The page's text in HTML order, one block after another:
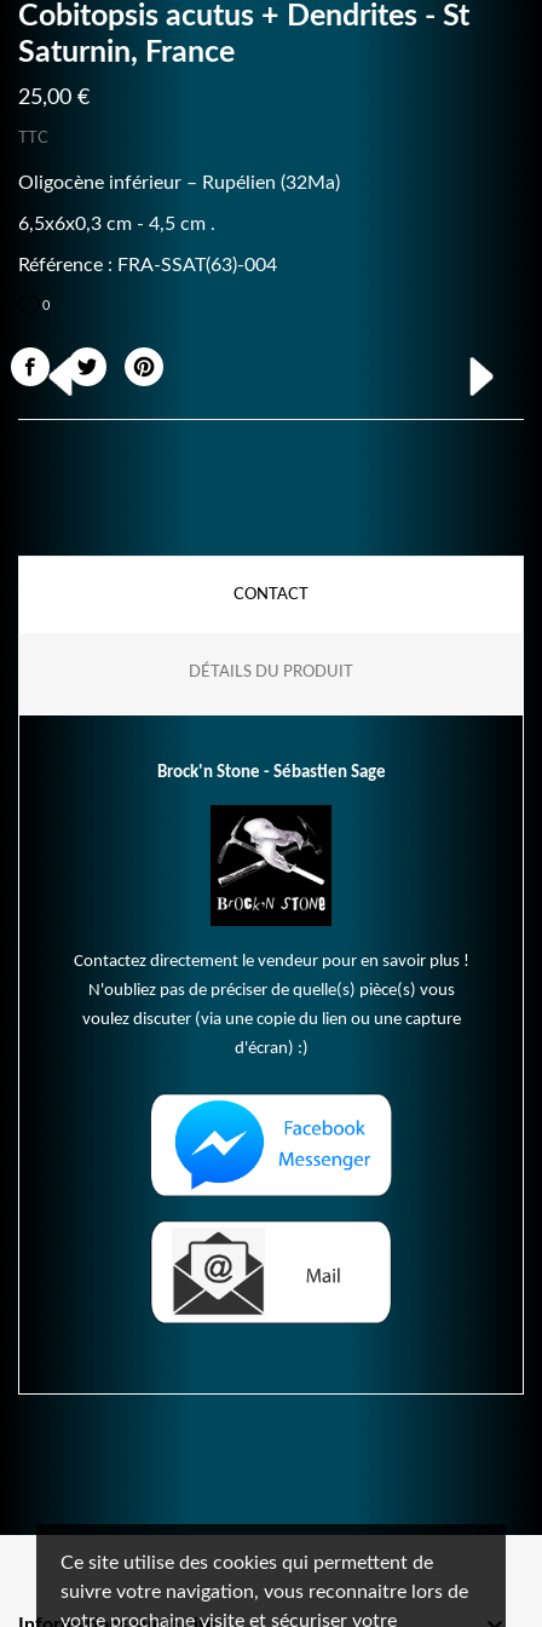
Ce site utilise des cookies qui permettent de
suivre votre navigation, vous reconnaitre lors de
votre prochaine visite et sécuriser votre
Cobitopsis acutus + Dendrites - St
Saturnin, France
25,00 €
TTC
Oligocène inférieur – Rupélien (32Ma)
6,5x6x0,3 cm - 4,5 cm .
Référence : FRA-SSAT(63)-004
0
CONTACT
DÉTAILS DU PRODUIT
Brock'n Stone - Sébastien Sage
Contactez directement le vendeur pour en savoir plus !
N'oubliez pas de préciser de quelle(s) pièce(s) vous
voulez discuter (via une copie du lien ou une capture
d'écran) :)